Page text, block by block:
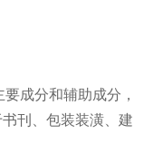
成分和辅助成分，
刊、包装装潢、建